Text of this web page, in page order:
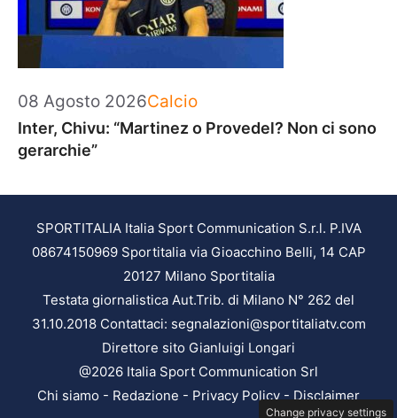
08 Agosto 2026Categorie
Calcio
Inter, Chivu: “Martinez o Provedel? Non ci sono
gerarchie”
SPORTITALIA Italia Sport Communication S.r.l. P.IVA
08674150969 Sportitalia via Gioacchino Belli, 14 CAP
20127 Milano Sportitalia
Testata giornalistica Aut.Trib. di Milano N° 262 del
31.10.2018 Contattaci: segnalazioni@sportitaliatv.com
Direttore sito Gianluigi Longari
@2026 Italia Sport Communication Srl
Chi siamo - Redazione - Privacy Policy - Disclaimer
Change privacy settings